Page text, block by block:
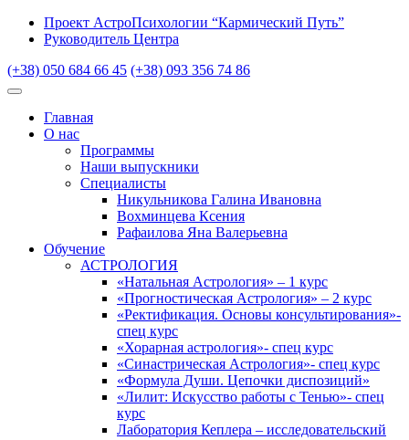
Проект АстроПсихологии “Кармический Путь”
Руководитель Центра
(+38) 050 684 66 45 (+38) 093 356 74 86
Главная
О нас
Программы
Наши выпускники
Специалисты
Никульникова Галина Ивановна
Вохминцева Ксения
Рафаилова Яна Валерьевна
Обучение
АСТРОЛОГИЯ
«Натальная Астрология» – 1 курс
«Прогностическая Астрология» – 2 курс
«Ректификация. Основы консультирования»-
спец курс
«Хорарная астрология»- спец курс
«Синастрическая Астрология»- спец курс
«Формула Души. Цепочки диспозиций»
«Лилит: Искусство работы с Тенью»- спец
курс
Лаборатория Кеплера – исследовательский